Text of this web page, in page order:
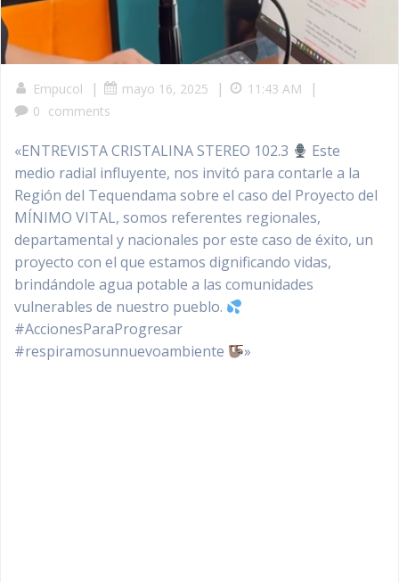
Empucol | mayo 16, 2025 | 11:43 AM |
0 comments
«ENTREVISTA CRISTALINA STEREO 102.3
Este
medio radial influyente, nos invitó para contarle a la
Región del Tequendama sobre el caso del Proyecto del
MÍNIMO VITAL, somos referentes regionales,
departamental y nacionales por este caso de éxito, un
proyecto con el que estamos dignificando vidas,
brindándole agua potable a las comunidades
vulnerables de nuestro pueblo.
#AccionesParaProgresar
#respiramosunnuevoambiente
»